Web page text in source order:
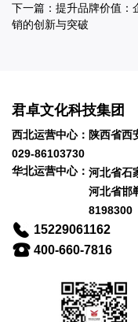
下一篇： 提升品牌价值：
销的创新与突破
君卓文化科技集团
西北运营中心：陕西省西
029-86103730
华北运营中心： 河北省石
河北省邯
8198300
15229061162
400-660-7816